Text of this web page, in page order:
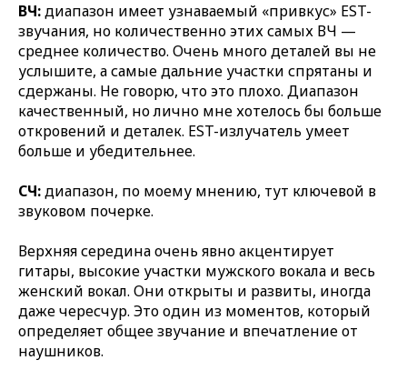
ВЧ:диапазон имеет узнаваемый «привкус» EST-
звучания, но количественно этих самых ВЧ —
среднее количество. Очень много деталей вы не
услышите, а самые дальние участки спрятаны и
сдержаны. Не говорю, что это плохо. Диапазон
качественный, но лично мне хотелось бы больше
откровений и деталек. EST-излучатель умеет
больше и убедительнее.
СЧ:диапазон, по моему мнению, тут ключевой в
звуковом почерке.
Верхняя середина очень явно акцентирует
гитары, высокие участки мужского вокала и весь
женский вокал. Они открыты и развиты, иногда
даже чересчур. Это один из моментов, который
определяет общее звучание и впечатление от
наушников.